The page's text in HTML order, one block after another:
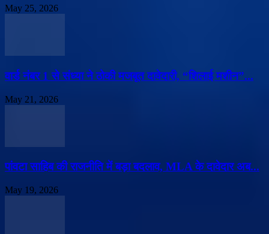
May 25, 2026
वार्ड नंबर 1 से संध्या ने ठोकी मजबूत दावेदारी, “शिलाई मशीन”...
May 21, 2026
पांवटा साहिब की राजनीति में बड़ा बदलाव, MLA के दावेदार अब...
May 19, 2026